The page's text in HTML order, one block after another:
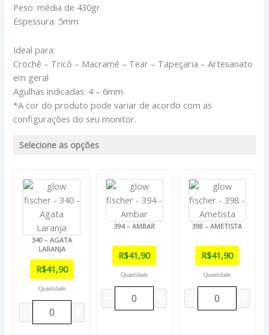
Peso: média de 430gr
Espessura: 5mm
Ideal para:
Crochê – Tricô – Macramê – Tear – Tapeçaria – Artesanato
em geral
Agulhas indicadas: 4 – 6mm
*A cor do produto pode variar de acordo com as
configurações do seu monitor.
Selecione as opções
340 – AGATA
LARANJA
R$41,90
Quantidade
394 – AMBAR
R$41,90
Quantidade
398 – AMETISTA
R$41,90
Quantidade